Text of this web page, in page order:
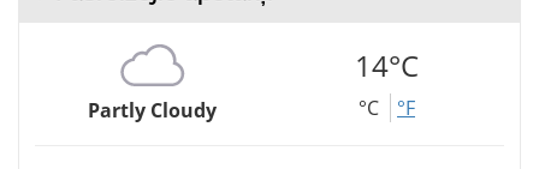
Partly Cloudy
14°C
°C °F